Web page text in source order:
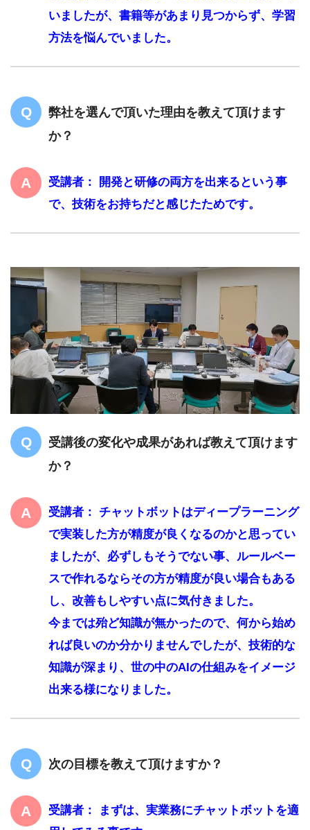
いましたが、書籍等があまり見つからず、学習
方法を悩んでいました。
弊社を選んで頂いた理由を教えて頂けます
か？
受講者： 開発と研修の両方を出来るという事
で、技術をお持ちだと感じたためです。
受講後の変化や成果があれば教えて頂けます
か？
受講者： チャットボットはディープラーニング
で実装した方が精度が良くなるのかと思ってい
ましたが、必ずしもそうでない事、ルールベー
スで作れるならその方が精度が良い場合もある
し、改善もしやすい点に気付きました。
今までは殆ど知識が無かったので、何から始め
れば良いのか分かりませんでしたが、技術的な
知識が深まり、世の中のAIの仕組みをイメージ
出来る様になりました。
次の目標を教えて頂けますか？
受講者： まずは、実業務にチャットボットを適